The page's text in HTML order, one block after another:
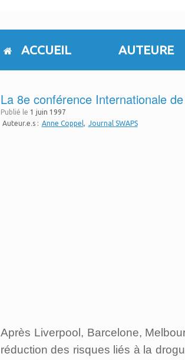
ACCUEIL AUTEURE
La 8e conférence Internationale
Publié le 1 juin 1997
Auteur.e.s : Anne Coppel Journal SWAPS
Après Liverpool, Barcelone,
réduction des risques liés à la